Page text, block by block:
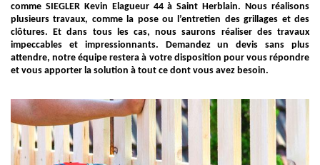
comme SIEGLER Kevin Elagueur 44 à Saint Herblain. Nous réalisons
plusieurs travaux, comme la pose ou l’entretien des grillages et des
clôtures. Et dans tous les cas, nous saurons réaliser des travaux
impeccables et impressionnants. Demandez un devis sans plus
attendre, notre équipe restera à votre disposition pour vous répondre
et vous apporter la solution à tout ce dont vous avez besoin.